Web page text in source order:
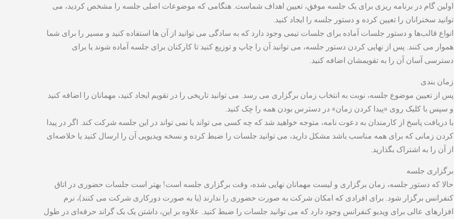
اولین گام در برنامه ‌ریزی برای یک جلسه موفق، تعیین اهداف شماست. هنگامی که موضوعات اصلی جلسه را مشخص کردید، می
توانید سخنرانان را تعیین کرده و دستور جلسه را ایجاد کنید.
انواع قالب‌ها و دستور جلسات آماده برای جلسات تیمی وجود دارد که به سادگی می توانید از آن ها استفاده کنید و مسیر را برای شما
هموار می کنند. پس از نهایی کردن دستور جلسه، می توانید آن را چاپ و توزیع کنید تا کارکنان برای جلسه آماده شوند یا برای
دسترسی آسان آن را به تقویمشان اضافه کنید.
زمان‌ بندی
پس از تعیین موضوع جلسه، نوبت به انتخاب زمان برگزاری می رسد. می توانید تاریخی را در تقویم ایجاد کنید، مهمانان را اضافه کنید
و سپس با کلیک روی «پیدا کردن زمان» در دسترس بودن همه را چک کنید.
با دریافت پاسخ از کارمندان به دعوت ‌نامه‌، متوجه خواهید شد که چه کسی می تواند یا نمی تواند در این جلسه شرکت کند. اگر در پیدا
کردن زمانی که برای همه مناسب باشد مشکل دارید، می توانید جلسات را ضبط کرده و نسخه‌ ویدیویی آن را ارسال کنید یا خلاصه‌ای
از آن را به اشتراک بگذارید.
برگزاری جلسه
حالا که دستور جلسه، زمان برگزاری و لیست مهمانان نهایی شده، وقت برگزاری جلسه است! بهتر است جلسات حضوری در اتاق
کنفرانس برگزار شود. برای افرادی که امکان شرکت به صورت حضوری را ندارند (یا به صورت دورکاری شرکت می کنند)، نرم
افزارهای عالی برای ویدیو کنفرانس وجود دارد که می توانید جلسات را ضبط کنید. علاوه بر این، داشتن یک بک گراند حرفه‌ای در طول